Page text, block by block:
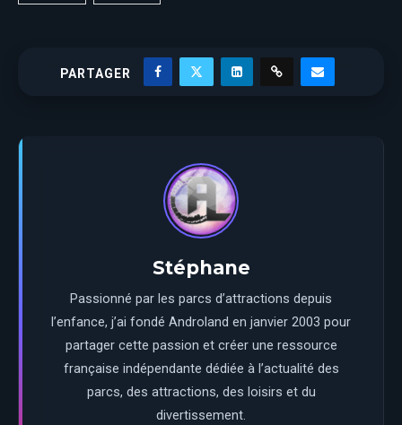
PARTAGER
Stéphane
Passionné par les parcs d’attractions depuis
l’enfance, j’ai fondé Androland en janvier 2003 pour
partager cette passion et créer une ressource
française indépendante dédiée à l’actualité des
parcs, des attractions, des loisirs et du
divertissement.